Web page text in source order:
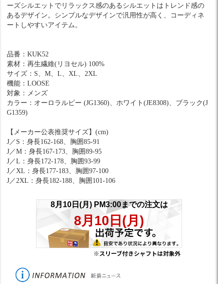
ーズシルエットでリラックス感のあるシルエットはトレンド感の
あるデザイン。シンプルなデザインで汎用性が高く、コーディネ
ートしやすいアイテム。
品番：KUK52
素材：再生繊維(リヨセル) 100%
サイズ：S、M、L、XL、2XL
機能：LOOSE
対象：メンズ
カラー：オーロラルビー (JG1360)、ホワイト(JE8308)、ブラック(J
G1359)
【メーカー公表推奨サイズ】(cm)
J／S：身長162-168、胸囲85-91
J／M：身長167-173、胸囲89-95
J／L：身長172-178、胸囲93-99
J／XL：身長177-183、胸囲97-100
J／2XL：身長182-188、胸囲101-106
※スリーブ付きシャフトは対象外